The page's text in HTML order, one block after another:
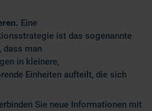
Eine
ist das sogenannte
dass man
in kleinere,
Einheiten aufteilt, die sich
Sie neue Informationen mit